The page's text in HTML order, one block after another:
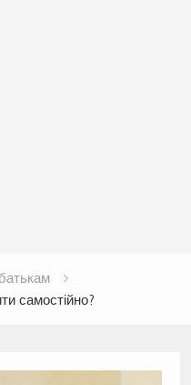
самостійно?